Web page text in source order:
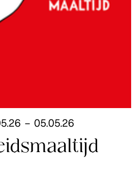
. 26 – 05. 05. 26